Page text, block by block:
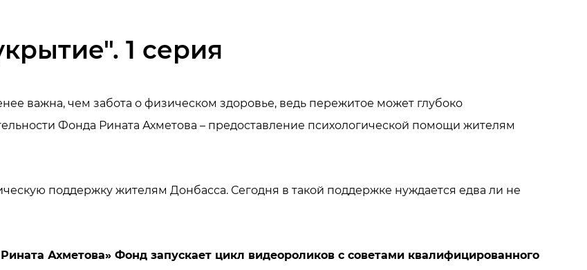
1 серия
важна, чем забота о физическом здоровье, ведь пережитое может глубоко
Фонда Рината Ахметова – предоставление психологической помощи жителям
поддержку жителям Донбасса. Сегодня в такой поддержке нуждается едва ли не
Ахметова» Фонд запускает цикл видеороликов с советами квалифицированного